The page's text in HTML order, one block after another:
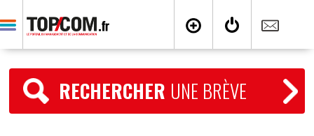
RECHERCHER UNE BRÈVE